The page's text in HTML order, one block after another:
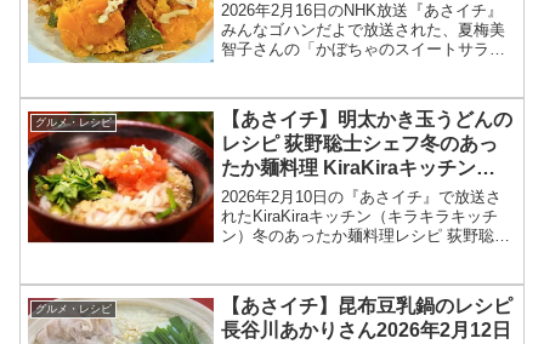
2026年2月16日のNHK放送『あさイチ』
みんなゴハンだよで放送された、夏梅美
智子さんの「かぼちゃのスイートサラ
夏梅美智子さんが登場！レンチンしたカ
ボチャに、塩・く...
グルメ・レシピ
【あさイチ】明太かき玉うどんの
レシピ 荻野聡士シェフ冬のあっ
たか麺料理 KiraKiraキッチン
2026年2月10日
2026年2月10日の『あさイチ』で放送さ
れたKiraKiraキッチン（キラキラキッチ
ン）冬のあったか麺料理レシピ 荻野聡士
チ」では、KiraKiraキッチンで、冬のあ...
グルメ・レシピ
【あさイチ】昆布豆乳鍋のレシピ
長谷川あかりさん2026年2月12日